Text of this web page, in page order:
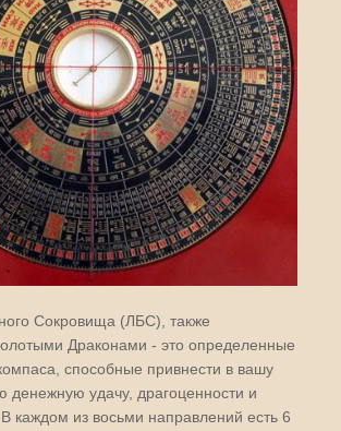
Сокровища (ЛБС), также
Драконами - это определенные
способные привнести в вашу
денежную удачу, драгоценности и
каждом из восьми направлений есть 6